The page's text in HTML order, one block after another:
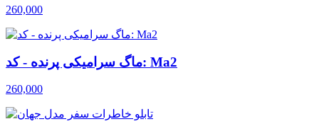
260,000
ماگ سرامیکی پرنده - کد: Ma2
260,000